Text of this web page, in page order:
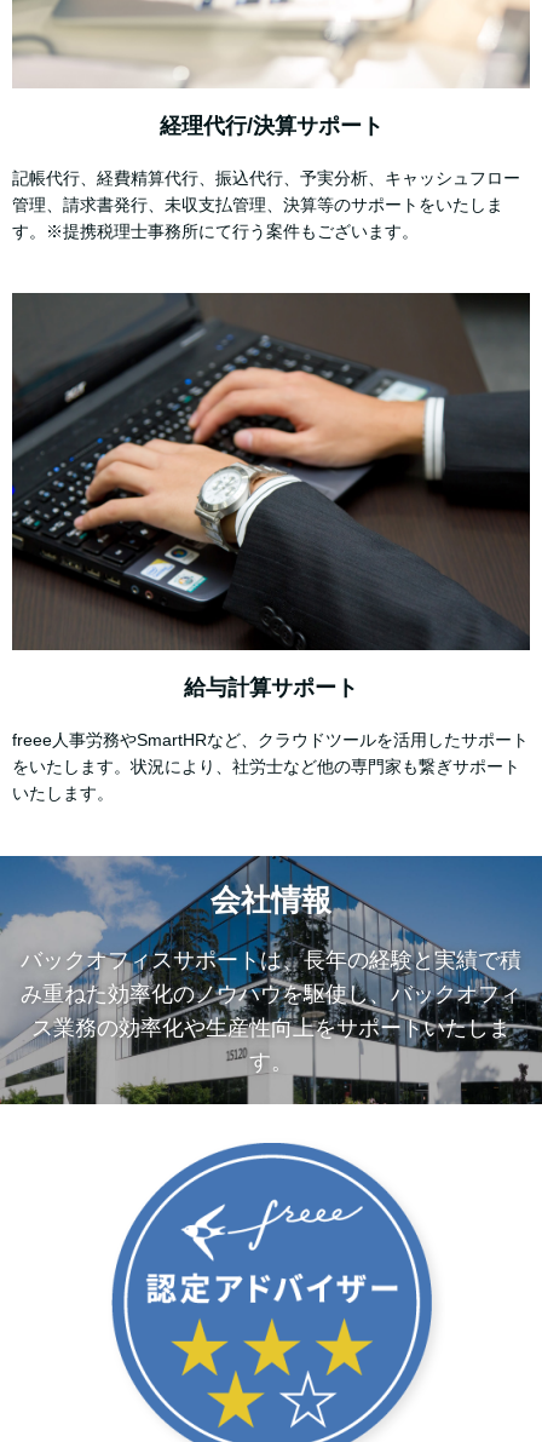
経理代行/決算サポート
記帳代行、経費精算代行、振込代行、予実分析、キャッシュフロー
管理、請求書発行、未収支払管理、決算等のサポートをいたしま
す。※提携税理士事務所にて行う案件もございます。
給与計算サポート
freee人事労務やSmartHRなど、クラウドツールを活用したサポート
をいたします。状況により、社労士など他の専門家も繋ぎサポート
いたします。
会社情報
バックオフィスサポートは、長年の経験と実績で積
み重ねた効率化のノウハウを駆使し、バックオフィ
ス業務の効率化や生産性向上をサポートいたしま
す。